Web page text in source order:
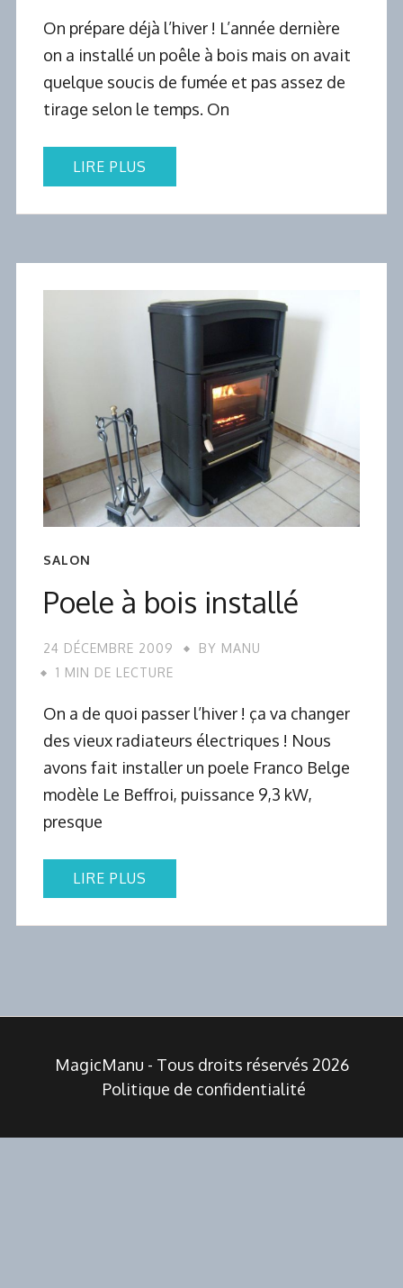
On prépare déjà l’hiver ! L’année dernière
on a installé un poêle à bois mais on avait
quelque soucis de fumée et pas assez de
tirage selon le temps. On
LIRE PLUS
SALON
Poele à bois installé
24 DÉCEMBRE 2009 BY MANU
1 MIN DE LECTURE
On a de quoi passer l’hiver ! ça va changer
des vieux radiateurs électriques ! Nous
avons fait installer un poele Franco Belge
modèle Le Beffroi, puissance 9,3 kW,
presque
LIRE PLUS
MagicManu - Tous droits réservés 2026
Politique de confidentialité